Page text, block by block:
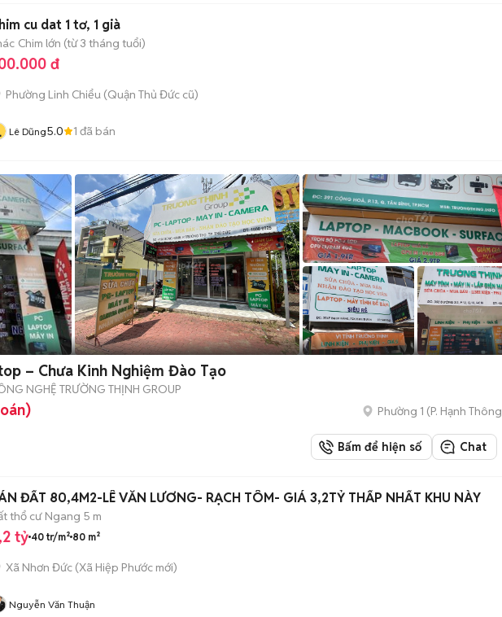
cu dat 1 tơ, 1 già
Chim lớn (từ 3 tháng tuổi)
đ
Phường Linh Chiểu (Quận Thủ Đức cũ)
Lê Dũng5.0 1 đã bán
– Chưa Kinh Nghiệm Đào Tạo
NGHỆ TRƯỜNG THỊNH GROUP
Phường 1 (P. Hạnh Thông
Bấm để hiện số Chat
ĐẤT 80,4M2-LÊ VĂN LƯƠNG- RẠCH TÔM- GIÁ 3,2TỶ THẤP NHẤT KHU NÀY
thổ cư Ngang 5 m
tỷ 40 tr/m² 80 m²
Xã Nhơn Đức (Xã Hiệp Phước mới)
Nguyễn Văn Thuận